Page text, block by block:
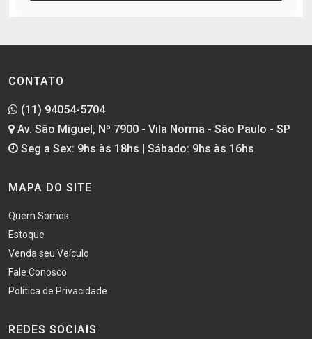
CONTATO
(11) 94054-5704
Av. São Miguel, Nº 7900 - Vila Norma - São Paulo - SP
Seg a Sex: 9hs às 18hs | Sábado: 9hs às 16hs
MAPA DO SITE
Quem Somos
Estoque
Venda seu Veículo
Fale Conosco
Politica de Privacidade
REDES SOCIAIS